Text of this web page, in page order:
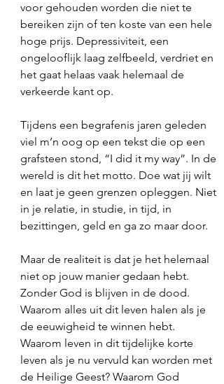
voor gehouden worden die niet te
bereiken zijn of ten koste van een hele
hoge prijs. Depressiviteit, een
ongelooflijk laag zelfbeeld, verdriet en
het gaat helaas vaak helemaal de
verkeerde kant op.
Tijdens een begrafenis jaren geleden
viel m’n oog op een tekst die op een
grafsteen stond, “I did it my way”. In de
wereld is dit het motto. Doe wat jij wilt
en laat je geen grenzen opleggen. Niet
in je relatie, in studie, in tijd, in
bezittingen, geld en ga zo maar door.
Maar de realiteit is dat je het helemaal
niet op jouw manier gedaan hebt.
Zonder God is blijven in de dood.
Waarom alles uit dit leven halen als je
de eeuwigheid te winnen hebt.
Waarom leven in dit tijdelijke korte
leven als je nu vervuld kan worden met
de Heilige Geest? Waarom God